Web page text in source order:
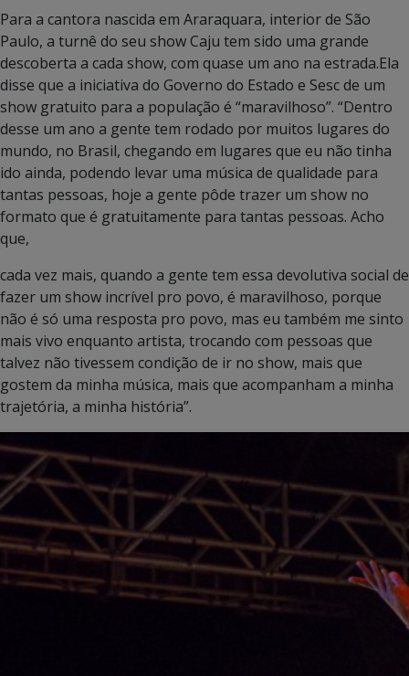
Para a cantora nascida em Araraquara, interior de São
Paulo, a turnê do seu show Caju tem sido uma grande
descoberta a cada show, com quase um ano na estrada.Ela
disse que a iniciativa do Governo do Estado e Sesc de um
show gratuito para a população é “maravilhoso”. “Dentro
desse um ano a gente tem rodado por muitos lugares do
mundo, no Brasil, chegando em lugares que eu não tinha
ido ainda, podendo levar uma música de qualidade para
tantas pessoas, hoje a gente pôde trazer um show no
formato que é gratuitamente para tantas pessoas. Acho
que,
cada vez mais, quando a gente tem essa devolutiva social de
fazer um show incrível pro povo, é maravilhoso, porque
não é só uma resposta pro povo, mas eu também me sinto
mais vivo enquanto artista, trocando com pessoas que
talvez não tivessem condição de ir no show, mais que
gostem da minha música, mais que acompanham a minha
trajetória, a minha história”.